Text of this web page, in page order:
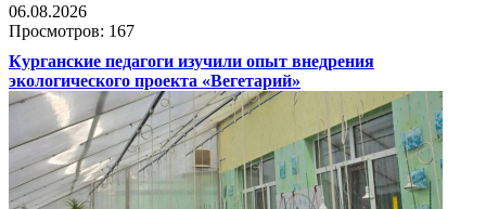
06.08.2026
Просмотров: 167
Курганские педагоги изучили опыт внедрения
экологического проекта «Вегетарий»